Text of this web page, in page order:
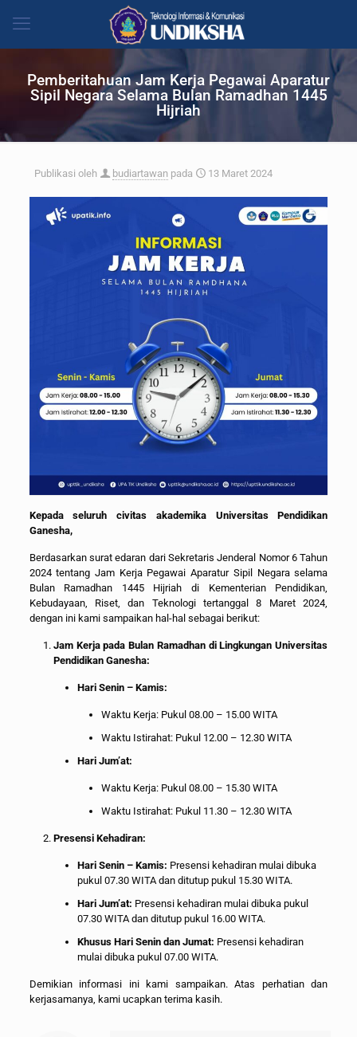
Pemberitahuan Jam Kerja Pegawai Aparatur
Sipil Negara Selama Bulan Ramadhan 1445
Hijriah
Publikasi oleh budiartawan pada 13 Maret 2024
Kepada seluruh civitas akademika Universitas Pendidikan
Ganesha,
Berdasarkan surat edaran dari Sekretaris Jenderal Nomor 6 Tahun
2024 tentang Jam Kerja Pegawai Aparatur Sipil Negara selama
Bulan Ramadhan 1445 Hijriah di Kementerian Pendidikan,
Kebudayaan, Riset, dan Teknologi tertanggal 8 Maret 2024,
dengan ini kami sampaikan hal-hal sebagai berikut:
Jam Kerja pada Bulan Ramadhan di Lingkungan Universitas
Pendidikan Ganesha:
Hari Senin – Kamis:
Waktu Kerja: Pukul 08.00 – 15.00 WITA
Waktu Istirahat: Pukul 12.00 – 12.30 WITA
Hari Jum’at:
Waktu Kerja: Pukul 08.00 – 15.30 WITA
Waktu Istirahat: Pukul 11.30 – 12.30 WITA
Presensi Kehadiran:
Hari Senin – Kamis: Presensi kehadiran mulai dibuka
pukul 07.30 WITA dan ditutup pukul 15.30 WITA.
Hari Jum’at: Presensi kehadiran mulai dibuka pukul
07.30 WITA dan ditutup pukul 16.00 WITA.
Khusus Hari Senin dan Jumat: Presensi kehadiran
mulai dibuka pukul 07.00 WITA.
Demikian informasi ini kami sampaikan. Atas perhatian dan
kerjasamanya, kami ucapkan terima kasih.